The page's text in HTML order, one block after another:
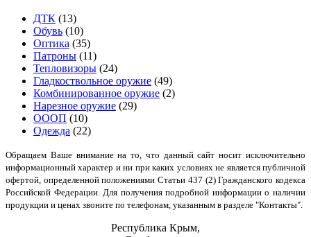
ДТК (13)
Обувь (10)
Оптика (35)
Патроны (11)
Тепловизоры (24)
Гладкоствольное оружие (49)
Комбинированное оружие (2)
Нарезное оружие (29)
ОООП (10)
Одежда (22)
Обращаем Ваше внимание на то, что данный сайт носит исключительно
информационный характер и ни при каких условиях не является публичной
офертой, определенной положениями Статьи 437 (2) Гражданского кодекса
Российской Федерации. Для получения подробной информации о наличии
продукции и ценах звоните по телефонам, указанным в разделе "Контакты".
Республика Крым,